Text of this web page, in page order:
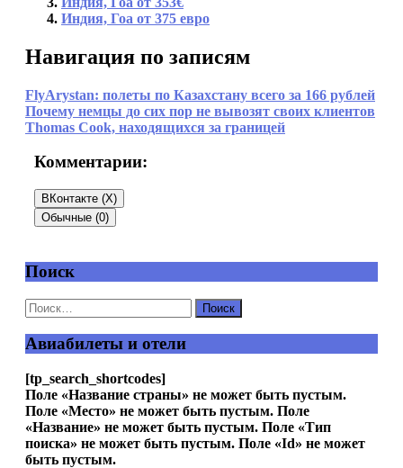
Индия, Гоа от 375 евро
Навигация по записям
FlyArystan: полеты по Казахстану всего за 166 рублей
Почему немцы до сих пор не вывозят своих клиентов
Thomas Cook, находящихся за границей
Комментарии:
ВКонтакте (X)
Обычные (0)
Добавить комментарий
Ваш адрес email не будет опубликован.
Поиск
Авиабилеты и отели
[tp_search_shortcodes]
Поле «Название страны» не может быть пустым.
Поле «Место» не может быть пустым. Поле
«Название» не может быть пустым. Поле «Тип
поиска» не может быть пустым. Поле «Id» не может
быть пустым.